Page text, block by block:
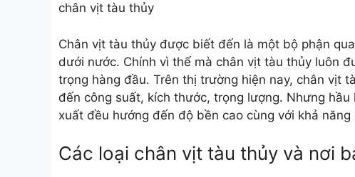
chân vịt tàu thủy
Chân vịt tàu thủy được biết đến là một bộ phận
dưới nước. Chính vì thế mà chân vịt tàu thủy luôn
trọng hàng đầu. Trên thị trường hiện nay, chân vịt
đến công suất, kích thước, trọng lượng. Nhưng
xuất đều hướng đến độ bền cao cùng với khả
Các loại chân vịt tàu thủy và nơi